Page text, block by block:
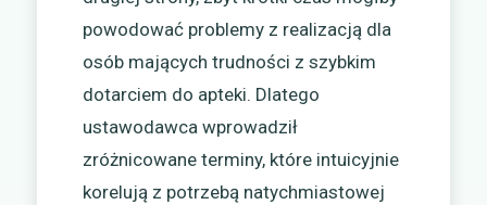
powodować problemy z realizacją dla
osób mających trudności z szybkim
dotarciem do apteki. Dlatego
ustawodawca wprowadził
zróżnicowane terminy, które intuicyjnie
korelują z potrzebą natychmiastowej